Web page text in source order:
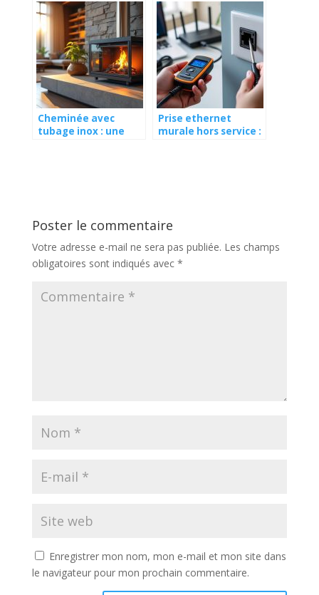
d’une maison ?
les signes et
procéder au
remplacement
Cheminée avec
tubage inox : une
Prise ethernet
murale hors service :
Poster le commentaire
Votre adresse e-mail ne sera pas publiée. Les champs
obligatoires sont indiqués avec *
Enregistrer mon nom, mon e-mail et mon site dans
le navigateur pour mon prochain commentaire.